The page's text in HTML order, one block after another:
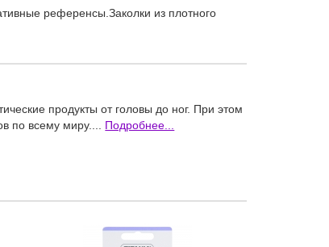
референсы.Заколки из плотного
продукты от головы до ног. При этом
по всему миру.... Подробнее...